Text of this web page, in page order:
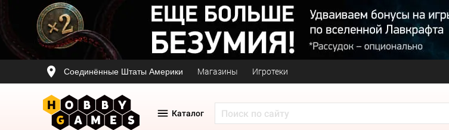
Соединённые Штаты Америки Магазины Игротеки
Каталог